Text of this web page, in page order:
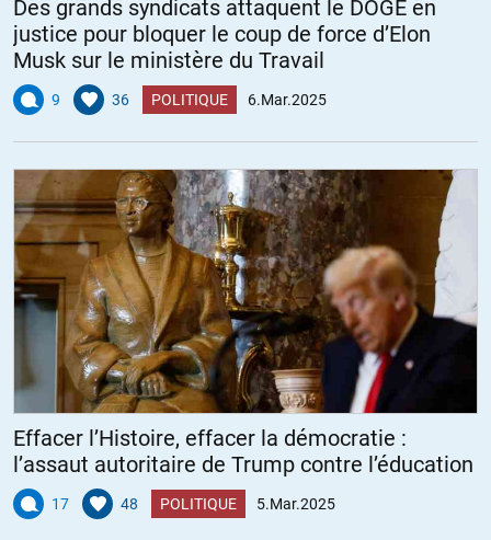
Des grands syndicats attaquent le DOGE en
justice pour bloquer le coup de force d’Elon
Musk sur le ministère du Travail
9 36 POLITIQUE 6.Mar.2025
Effacer l’Histoire, effacer la démocratie :
l’assaut autoritaire de Trump contre l’éducation
17 48 POLITIQUE 5.Mar.2025